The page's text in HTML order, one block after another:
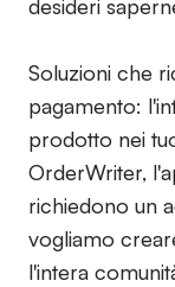
desideri
Soluzioni che
pagamento:
prodotto nei
OrderWriter,
richiedono un
vogliamo
l'intera